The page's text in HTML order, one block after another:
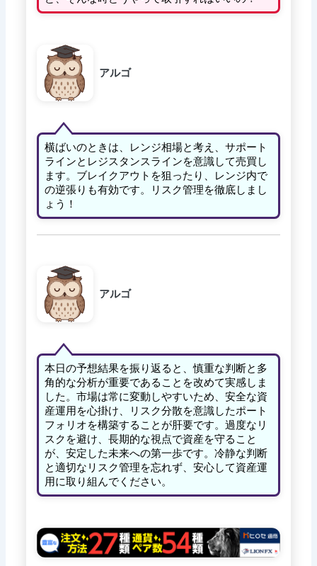
アルゴ
横ばいのときは、レンジ相場と考え、サポート
ラインとレジスタンスラインを意識して売買し
ます。ブレイクアウトを狙ったり、レンジ内で
の逆張りも有効です。リスク管理を徹底しまし
ょう！
アルゴ
本日の予想結果を振り返ると、慎重な判断と多
角的な分析が重要であることを改めて実感しま
した。市場は常に変動しやすいため、安全な資
産運用を心掛け、リスク分散を意識したポート
フォリオを構築することが肝要です。過度なリ
スクを避け、長期的な視点で資産を守ること
が、安定した未来への第一歩です。冷静な判断
と適切なリスク管理を忘れず、安心して資産運
用に取り組んでください。